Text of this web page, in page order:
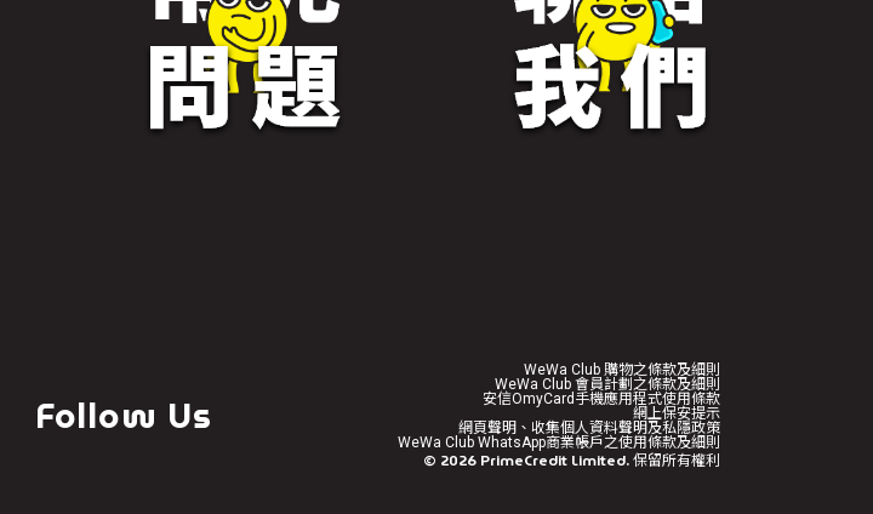
Follow Us
WeWa Club 購物之條款及細則
WeWa Club 會員計劃之條款及細則
安信OmyCard手機應用程式使用條款
網上保安提示
網頁聲明、收集個人資料聲明及私隱政策
WeWa Club WhatsApp商業帳戶之使用條款及細則
© 2026 PrimeCredit Limited. 保留所有權利